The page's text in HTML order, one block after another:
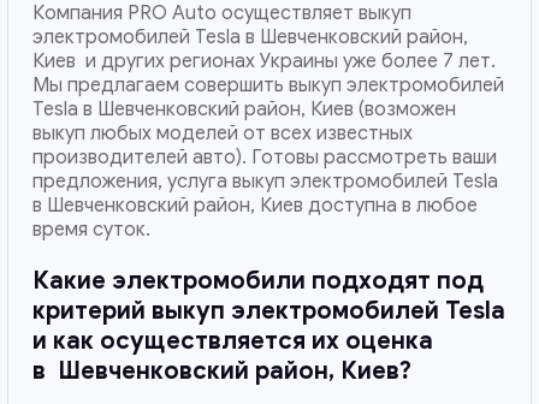
Компания PRO Auto осуществляет выкуп
электромобилей Tesla в Шевченковский район,
Киев и других регионах Украины уже более 7 лет.
Мы предлагаем совершить выкуп электромобилей
Tesla в Шевченковский район, Киев (возможен
выкуп любых моделей от всех известных
производителей авто). Готовы рассмотреть ваши
предложения, услуга выкуп электромобилей Tesla
в Шевченковский район, Киев доступна в любое
время суток.
Какие электромобили подходят под
критерий выкуп электромобилей Tesla
и как осуществляется их оценка
в Шевченковский район, Киев?